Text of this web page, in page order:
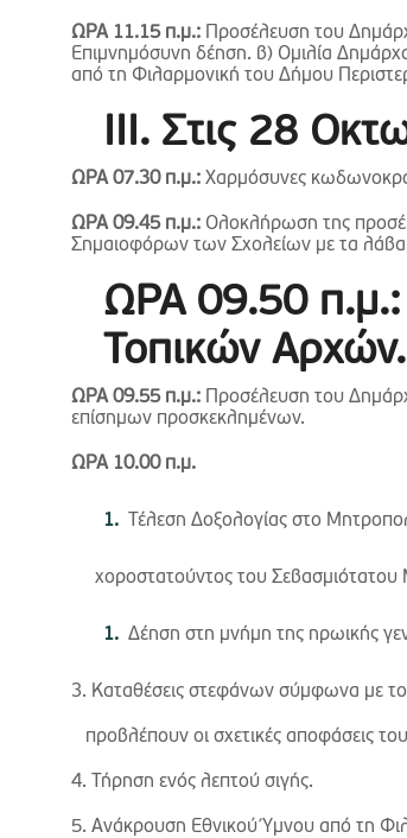
ΩΡΑ 11.15 π.μ.:
Προσέλευση του
Επιμνημόσυνη δέηση. β) Ομιλία
από τη Φιλαρμονική του Δήμου
ΙΙΙ. Στις 28
ΩΡΑ 07.30 π.μ.: Χαρμόσυνες
ΩΡΑ 09.45 π.μ.: Ολοκλήρωση της
Σημαιοφόρων των Σχολείων με τα
ΩΡΑ 09.50
Τοπικών Αρχών.
ΩΡΑ 09.55 π.μ.:
Προσέλευση του
επίσημων προσκεκλημένων.
ΩΡΑ 10.00 π.μ.
Τέλεση Δοξολογίας στο
χοροστατούντος του Σεβασμιότατου
Δέηση στη μνήμη της ηρωικής
3. Καταθέσεις στεφάνων σύμφωνα με
προβλέπουν οι σχετικές αποφάσεις
4. Τήρηση ενός λεπτού σιγής.
5. Ανάκρουση Εθνικού Ύμνου από τη